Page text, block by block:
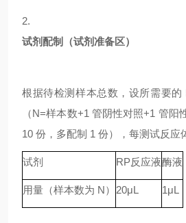
2.
试剂配制（试剂准备区）
根据待检测样本总数，设所需要的
（N=样本数+1 管阴性对照+1 管阳
10 份，多配制 1 份），每测试反应
试剂 RP反应液酶液
用量（样本数为 N） 20μL 1μL